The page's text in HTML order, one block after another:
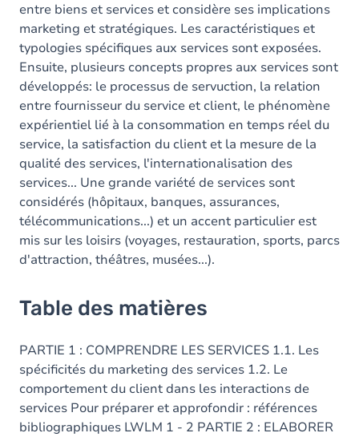
entre biens et services et considère ses implications
marketing et stratégiques. Les caractéristiques et
typologies spécifiques aux services sont exposées.
Ensuite, plusieurs concepts propres aux services sont
développés: le processus de servuction, la relation
entre fournisseur du service et client, le phénomène
expérientiel lié à la consommation en temps réel du
service, la satisfaction du client et la mesure de la
qualité des services, l'internationalisation des
services... Une grande variété de services sont
considérés (hôpitaux, banques, assurances,
télécommunications...) et un accent particulier est
mis sur les loisirs (voyages, restauration, sports, parcs
d'attraction, théâtres, musées...).
Table des matières
PARTIE 1 : COMPRENDRE LES SERVICES 1.1. Les
spécificités du marketing des services 1.2. Le
comportement du client dans les interactions de
services Pour préparer et approfondir : références
bibliographiques LWLM 1 - 2 PARTIE 2 : ELABORER